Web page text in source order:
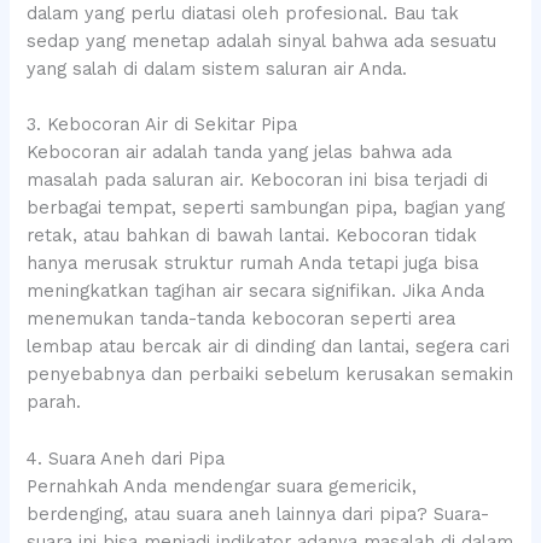
dalam yang perlu diatasi oleh profesional. Bau tak
sedap yang menetap adalah sinyal bahwa ada sesuatu
yang salah di dalam sistem saluran air Anda.
3. Kebocoran Air di Sekitar Pipa
Kebocoran air adalah tanda yang jelas bahwa ada
masalah pada saluran air. Kebocoran ini bisa terjadi di
berbagai tempat, seperti sambungan pipa, bagian yang
retak, atau bahkan di bawah lantai. Kebocoran tidak
hanya merusak struktur rumah Anda tetapi juga bisa
meningkatkan tagihan air secara signifikan. Jika Anda
menemukan tanda-tanda kebocoran seperti area
lembap atau bercak air di dinding dan lantai, segera cari
penyebabnya dan perbaiki sebelum kerusakan semakin
parah.
4. Suara Aneh dari Pipa
Pernahkah Anda mendengar suara gemericik,
berdenging, atau suara aneh lainnya dari pipa? Suara-